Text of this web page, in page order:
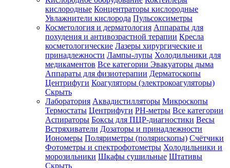
Зарегистрироваться
Зачем
регистрироваться?
Все
покупки
одном
месте
Личный
менеджер
Отслеживание
кислородные Концентраторы кислородные
Увлажнители кислорода Пульсоксиметры
Косметология и дерматология Аппараты для
похудения и антивозрастной терапии Кресла
косметологические Лазеры хирургические и
принадлежности Лампы-лупы Холодильники для
медикаментов Все категории Эвакуаторы дыма
Аппараты для физиотерапии Дерматоскопы
Центрифуги Коагуляторы (электрокоагуляторы)
Скрыть
Лаборатория Аквадистилляторы Микроскопы
Термостаты Центрифуги PH-метры Все категории
Аспираторы Боксы для ПЦР-диагностики Весы
Встряхиватели Дозаторы и принадлежности
Иономеры Поляриметры (полярископы) Счётчики
Фотометры и спектрофотометры Холодильники и
морозильники Шкафы сушильные Штативы
Скрыть